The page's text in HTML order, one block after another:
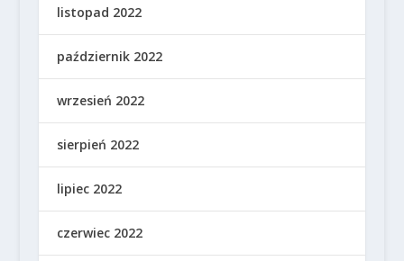
listopad 2022
październik 2022
wrzesień 2022
sierpień 2022
lipiec 2022
czerwiec 2022